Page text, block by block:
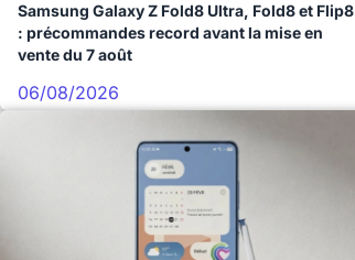
Samsung Galaxy Z Fold8 Ultra, Fold8 et Flip8
: précommandes record avant la mise en
vente du 7 août
06/08/2026